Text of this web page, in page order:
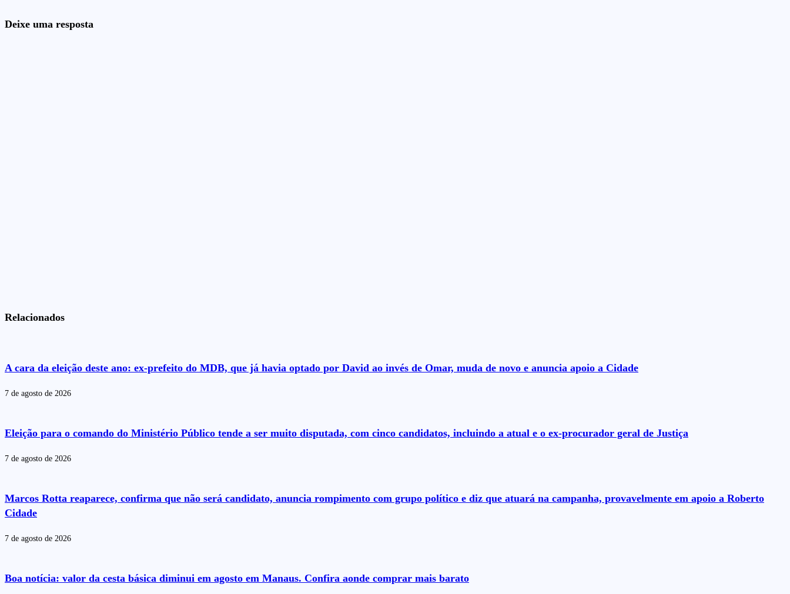
Deixe uma resposta
Relacionados
A cara da eleição deste ano: ex-prefeito do MDB, que já havia optado por David ao invés de Omar, muda de novo e anuncia apoio a Cidade
7 de agosto de 2026
Eleição para o comando do Ministério Público tende a ser muito disputada, com cinco candidatos, incluindo a atual e o ex-procurador geral de Justiça
7 de agosto de 2026
Marcos Rotta reaparece, confirma que não será candidato, anuncia rompimento com grupo político e diz que atuará na campanha, provavelmente em apoio a Roberto
Cidade
7 de agosto de 2026
Boa notícia: valor da cesta básica diminui em agosto em Manaus. Confira aonde comprar mais barato